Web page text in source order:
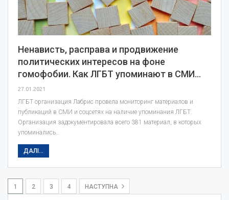
Ненависть, расправа и продвижение
политических интересов на фоне
гомофобии. Как ЛГБТ упоминают в СМИ…
27.01.2021
ЛГБТ организация Лабрис провела мониторинг материалов и
публикаций в СМИ и соцсетях на наличие упоминания ЛГБТ.
Организация задокументировала всего 381 материал, в которых
упоминались…
ДАЛІ...
1 2 3 4 НАСТУПНА